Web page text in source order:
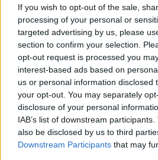
If you wish to opt-out of the sale,
processing of your personal or
targeted advertising by us, please
section to confirm your selection.
opt-out request is processed you
interest-based ads based on
us or personal information disclosed
your opt-out. You may separately
disclosure of your personal
IAB’s list of downstream
also be disclosed by us to third
Downstream Participants that may
LEGFRISSEBB
Országos hírek
Megérkezett az
Aktuális